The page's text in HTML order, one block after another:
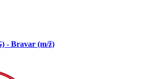
- Bravar (m/ž)